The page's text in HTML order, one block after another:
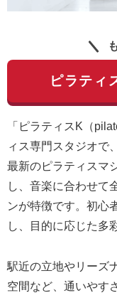
ピラティ
「ピラティスK（
ィス専門スタジオで
最新のピラティスマ
し、音楽に合わせて
ンが特徴です。初心
し、目的に応じた多
駅近の立地やリーズ
空間など、通いやす